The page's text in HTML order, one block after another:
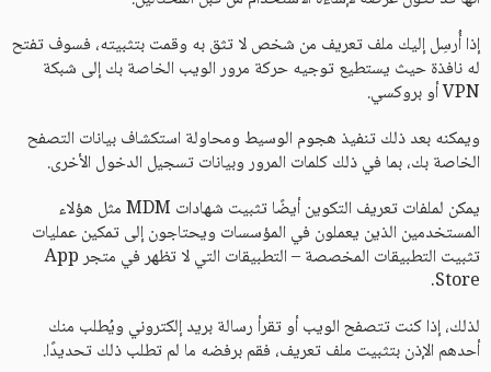
إذا أُرسِل إليك ملف تعريف من شخص لا تثق به وقمت بتثبيته، فسوف تفتح
له نافذة حيث يستطيع توجيه حركة مرور الويب الخاصة بك إلى شبكة
VPN أو بروكسي.
ويمكنه بعد ذلك تنفيذ هجوم الوسيط ومحاولة استكشاف بيانات التصفح
الخاصة بك، بما في ذلك كلمات المرور وبيانات تسجيل الدخول الأخرى.
يمكن لملفات تعريف التكوين أيضًا تثبيت شهادات MDM مثل هؤلاء
المستخدمين الذين يعملون في المؤسسات ويحتاجون إلى تمكين عمليات
تثبيت التطبيقات المخصصة – التطبيقات التي لا تظهر في متجر App
Store.
لذلك، إذا كنت تتصفح الويب أو تقرأ رسالة بريد إلكتروني ويُطلب منك
أحدهم الإذن بتثبيت ملف تعريف، فقم برفضه ما لم تطلب ذلك تحديدًا.